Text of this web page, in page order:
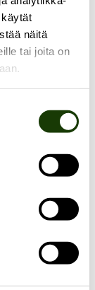
näitä
tai joita on
keskustelivat